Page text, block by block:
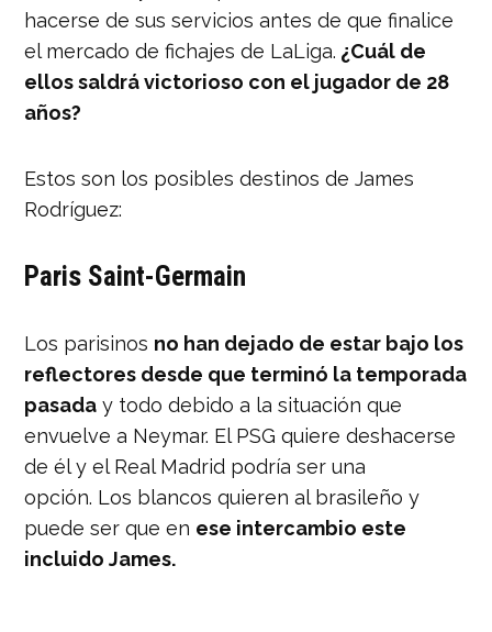
hacerse de sus servicios antes de que finalice
el mercado de fichajes de LaLiga. ¿Cuál de
ellos saldrá victorioso con el jugador de 28
años?
Estos son los posibles destinos de James
Rodríguez:
Paris Saint-Germain
Los parisinos no han dejado de estar bajo los
reflectores desde que terminó la temporada
pasada y todo debido a la situación que
envuelve a Neymar. El PSG quiere deshacerse
de él y el Real Madrid podría ser una
opción. Los blancos quieren al brasileño y
puede ser que en ese intercambio este
incluido James.